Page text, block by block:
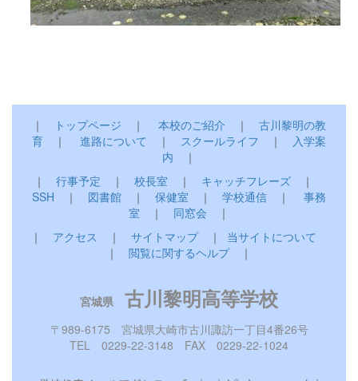
｜ トップページ ｜ 本校のご紹介 ｜ 古川黎明の教
育 ｜ 進路について ｜ スクールライフ ｜ 入学案
内 ｜
｜ 行事予定 ｜ 校長室 ｜ キャッチフレーズ ｜
SSH ｜ 図書館 ｜ 保健室 ｜ 学校通信 ｜ 事務
室 ｜ 同窓会 ｜
｜ アクセス ｜ サイトマップ｜ 当サイトについて
｜ 閲覧に関するヘルプ｜
宮城県 古川黎明高等学校
〒989-6175 宮城県大崎市古川諏訪一丁目4番26号
TEL 0229-22-3148 FAX 0229-22-1024